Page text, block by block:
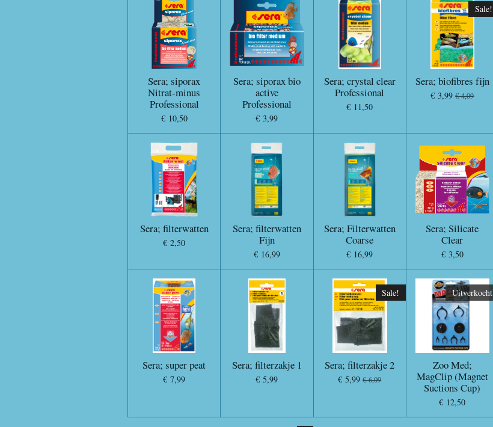
Sera; siporax
Nitrat-minus
Professional
€ 10,50
Sera; siporax bio
active
Professional
€ 3,99
Sera; crystal clear
Professional
€ 11,50
Sale!
Sera; biofibres fijn
€ 3,99 € 4,09
Sera; filterwatten
€ 2,50
Sera; filterwatten
Fijn
€ 16,99
Sera; Filterwatten
Coarse
€ 16,99
Sera; Silicate
Clear
€ 3,50
Sera; super peat
€ 7,99
Sera; filterzakje 1
€ 5,99
Sale!
Sera; filterzakje 2
€ 5,99 € 6,09
Uitverkocht
Zoo Med;
MagClip (Magnet
Suctions Cup)
€ 12,50